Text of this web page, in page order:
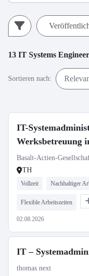
13 IT Systems Engineer
Sortieren nach:
IT-
Werksbetreuung
Basalt-Actien-
TH
Vollzeit Nachhaltiger
Flexible Arbeitszeiten
02.08.2026
IT –
thomas next